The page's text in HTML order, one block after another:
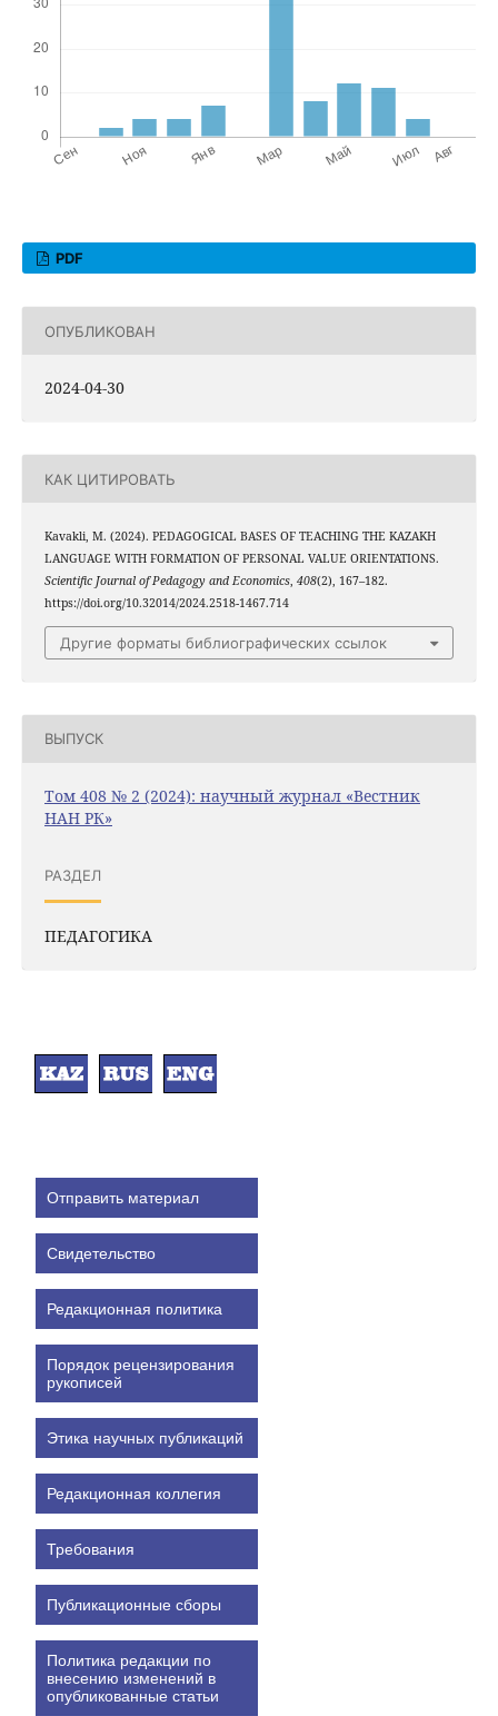
PDF
ОПУБЛИКОВАН
2024-04-30
КАК ЦИТИРОВАТЬ
Kavakli, M. (2024). PEDAGOGICAL BASES OF TEACHING THE KAZAKH
LANGUAGE WITH FORMATION OF PERSONAL VALUE ORIENTATIONS.
Scientific Journal of Pedagogy and Economics, 408(2), 167–182.
https://doi.org/10.32014/2024.2518-1467.714
Другие форматы библиографических ссылок
ВЫПУСК
Том 408 № 2 (2024): научный журнал «Вестник
НАН РК»
РАЗДЕЛ
ПЕДАГОГИКА
Отправить материал
Свидетельство
Редакционная политика
Порядок рецензирования
рукописей
Этика научных публикаций
Редакционная коллегия
Требования
Публикационные сборы
Политика редакции по
внесению изменений в
опубликованные статьи